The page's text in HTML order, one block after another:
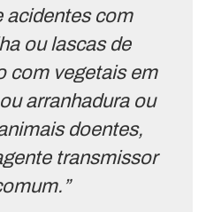
acidentes com
ou lascas de
com vegetais em
arranhadura ou
doentes,
transmissor